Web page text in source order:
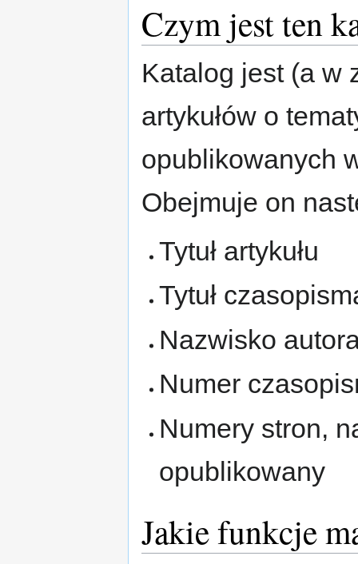
Czym jest ten
Katalog jest (a w
artykułów o
opublikowanych
Obejmuje on
Tytuł artykułu
Tytuł
Nazwisko
Numer
Numery stron,
opublikowany
Jakie funkcje